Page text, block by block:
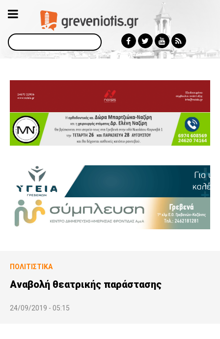
Αναζήτηση
ΠΟΛΙΤΙΣΤΙΚΆ
Αναβολή θεατρικής παράστασης
24/09/2019 - 05:15